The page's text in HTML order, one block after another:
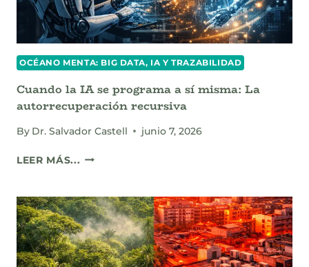
CÓMO
PROTEGE
EL
DE
CIUDADES.
OCÉANO MENTA: BIG DATA, IA Y TRAZABILIDAD
Cuando la IA se programa a sí misma: La
autorrecuperación recursiva
By Dr. Salvador Castell junio 7, 2026
LEER MÁS... CUANDO
SE
PROGRAMA
A
SÍ
MISMA: